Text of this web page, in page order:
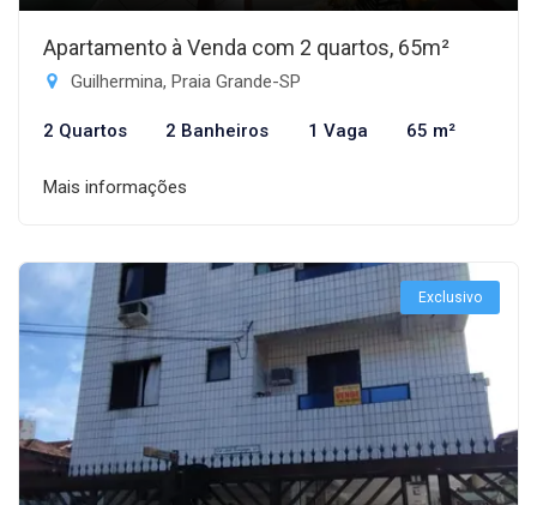
Apartamento à Venda com 2 quartos, 65m²
Guilhermina, Praia Grande-SP
2 Quartos 2 Banheiros 1 Vaga 65 m²
Mais informações
Exclusivo